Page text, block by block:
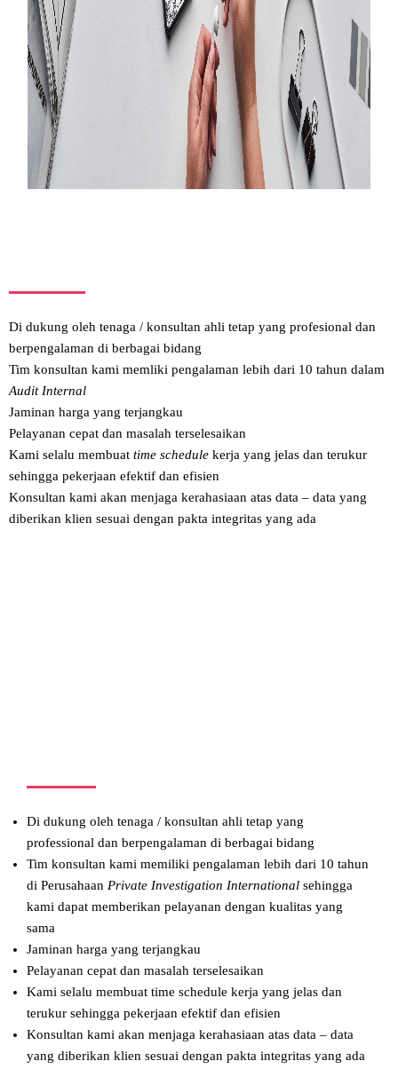
Di dukung oleh tenaga / konsultan ahli tetap yang profesional dan
berpengalaman di berbagai bidang
Tim konsultan kami memliki pengalaman lebih dari 10 tahun dalam
Audit Internal
Jaminan harga yang terjangkau
Pelayanan cepat dan masalah terselesaikan
Kami selalu membuat time schedule kerja yang jelas dan terukur
sehingga pekerjaan efektif dan efisien
Konsultan kami akan menjaga kerahasiaan atas data – data yang
diberikan klien sesuai dengan pakta integritas yang ada
Di dukung oleh tenaga / konsultan ahli tetap yang
professional dan berpengalaman di berbagai bidang
Tim konsultan kami memiliki pengalaman lebih dari 10 tahun
di Perusahaan Private Investigation International sehingga
kami dapat memberikan pelayanan dengan kualitas yang
sama
Jaminan harga yang terjangkau
Pelayanan cepat dan masalah terselesaikan
Kami selalu membuat time schedule kerja yang jelas dan
terukur sehingga pekerjaan efektif dan efisien
Konsultan kami akan menjaga kerahasiaan atas data – data
yang diberikan klien sesuai dengan pakta integritas yang ada